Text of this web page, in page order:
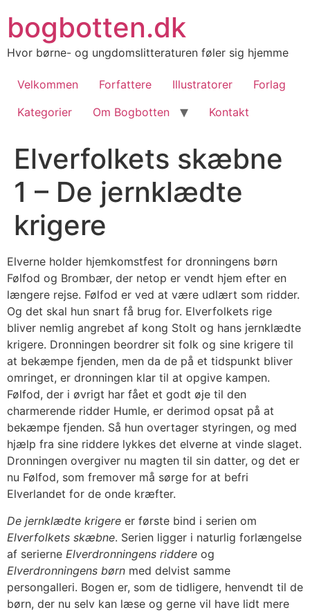
indhold
bogbotten.dk
Hvor børne- og ungdomslitteraturen føler sig hjemme
Velkommen Forfattere Illustratorer
Forlag
Kategorier
Om Bogbotten Kontakt
Elverfolkets skæbne
1 – De jernklædte
krigere
Elverne holder hjemkomstfest for dronningens børn
Følfod og Brombær, der netop er vendt hjem efter en
længere rejse. Følfod er ved at være udlært som ridder.
Og det skal hun snart få brug for. Elverfolkets rige
bliver nemlig angrebet af kong Stolt og hans jernklædte
krigere. Dronningen beordrer sit folk og sine krigere til
at bekæmpe fjenden, men da de på et tidspunkt bliver
omringet, er dronningen klar til at opgive kampen.
Følfod, der i øvrigt har fået et godt øje til den
charmerende ridder Humle, er derimod opsat på at
bekæmpe fjenden. Så hun overtager styringen, og med
hjælp fra sine riddere lykkes det elverne at vinde slaget.
Dronningen overgiver nu magten til sin datter, og det er
nu Følfod, som fremover må sørge for at befri
Elverlandet for de onde kræfter.
De jernklædte krigere er første bind i serien om
Elverfolkets skæbne. Serien ligger i naturlig forlængelse
af serierne Elverdronningens riddere og
Elverdronningens børn med delvist samme
persongalleri. Bogen er, som de tidligere, henvendt til de
børn, der nu selv kan læse og gerne vil have lidt mere